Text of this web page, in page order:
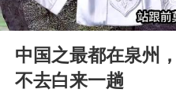
宇树
NBA
Play
00:00
中国之最都在泉州
不去白来一趟